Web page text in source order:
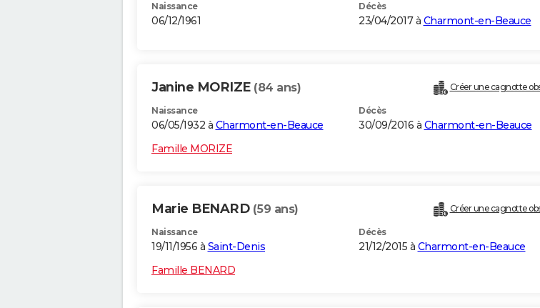
Naissance
06/12/1961
Décès
23/04/2017 à Charmont-en-Beauce
Janine MORIZE (84 ans) Créer une cagnotte
Naissance
06/05/1932 à Charmont-en-Beauce
Décès
30/09/2016 à Charmont-en-Beauce
Famille MORIZE
Marie BENARD (59 ans) Créer une cagnotte
Naissance
19/11/1956 à Saint-Denis
Décès
21/12/2015 à Charmont-en-Beauce
Famille BENARD